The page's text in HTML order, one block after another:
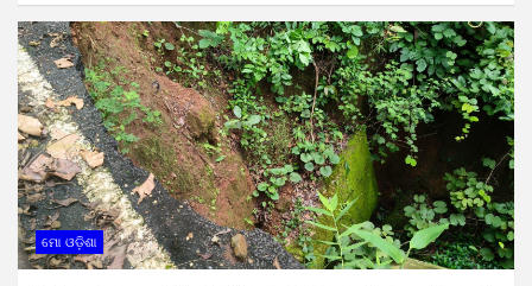
ମୋ ଓଡ଼ିଶା